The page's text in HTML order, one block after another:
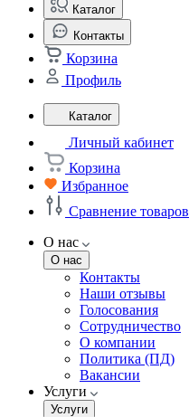
Каталог
Контакты
Корзина
Профиль
Каталог
Личный кабинет
Корзина
Избранное
Сравнение товаров
О нас
О нас
Контакты
Наши отзывы
Голосования
Сотрудничество
О компании
Политика (ПД)
Вакансии
Услуги
Услуги